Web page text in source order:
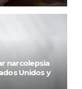
narcolepsia
Unidos y